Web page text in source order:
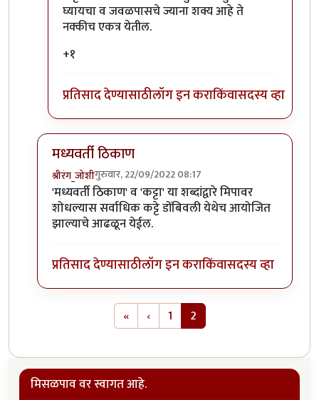
घ्यायचा व जवळपासचे ज्याना शक्य आहे ते
नक्कीच एकत्र येतील.
+१
प्रतिसाद देण्यासाठीलॉग इन कराकिंवासदस्य व्हा
मध्यवर्ती ठिकाण
श्रीरंग_जोशीगुरुवार, 22/09/2022 08:17
In reply toकट्टा वृत्तांत वाचला, आपणहीbynutanm
'मध्यवर्ती ठिकाण' व 'कट्टा' या शब्दांद्वारे मिपावर
शोधल्यास सर्वाधिक कट्टे डोंबिवली येथेच आयोजित
झाल्याचे आढळून येईल.
प्रतिसाद देण्यासाठीलॉग इन कराकिंवासदस्य व्हा
«First page
‹Previous page
1 2
मिसळपाव वर स्वागत आहे.